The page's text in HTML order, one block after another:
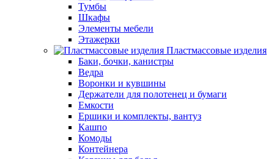
Тумбы
Шкафы
Элементы мебели
Этажерки
Пластмассовые изделия
Баки, бочки, канистры
Ведра
Воронки и кувшины
Держатели для полотенец и бумаги
Емкости
Ершики и комплекты, вантуз
Кашпо
Комоды
Контейнера